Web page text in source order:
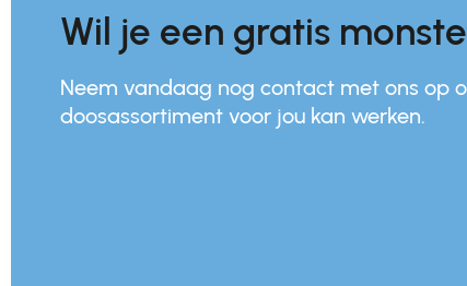
Wil je een gratis
Neem vandaag nog contact met ons op
doosassortiment voor jou kan werken.